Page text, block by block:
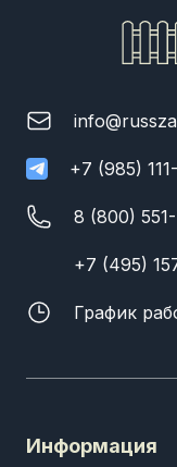
+7 (985)
8 (800)
+7 (495)
График
Информация